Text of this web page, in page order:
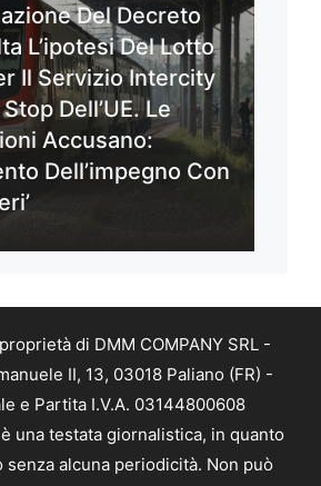
Del Decreto
L’ipotesi Del Lotto
Il Servizio Intercity
Dell’UE. Le
Accusano:
Dell’impegno Con
di DMM COMPANY SRL -
II, 13, 03018 Paliano (FR) -
e Partita I.V.A. 03144800608
una testata giornalistica, in quanto
alcuna periodicità. Non può